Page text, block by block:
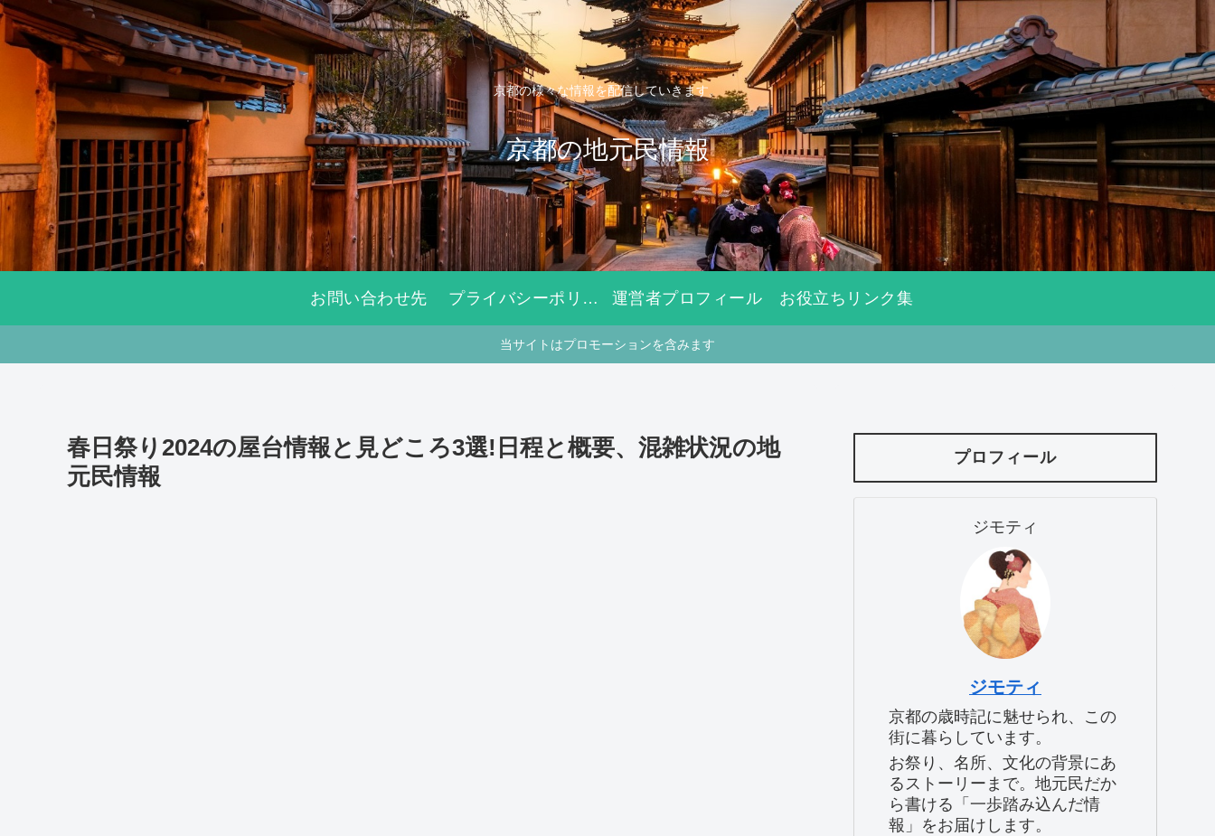
京都の様々な情報を配信していきます。
京都の地元民情報
お問い合わせ先 プライバシーポリシー 運営者プロフィール お役立ちリンク集
当サイトはプロモーションを含みます
春日祭り2024の屋台情報と見どころ3選!日程と概要、混雑状況の地
元民情報
プロフィール
ジモティ
ジモティ
京都の歳時記に魅せられ、この
街に暮らしています。
お祭り、名所、文化の背景にあ
るストーリーまで。地元民だか
ら書ける「一歩踏み込んだ情
報」をお届けします。